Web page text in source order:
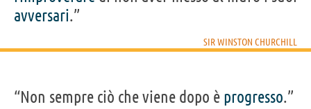
avversari.”
SIR WINSTON CHURCHILL
“Non sempre ciò che viene dopo è progresso.”